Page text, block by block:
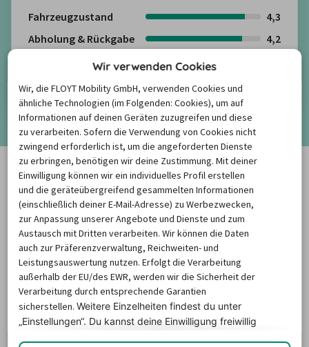
Fahrzeugzustand
4,3
Abholung & Rückgabe
4,2
Freundlichkeit
Kundenbewertungen anzeigen
Mehr anzeigen
Häufige Fragen rund um die
Mietwagenbuchung
Wie finde ich die besten
Mietwagenpreise?
Kann ich einen Mietwagen als
Langzeitmiete buchen?
Wir verwenden Cookies
Wir, die FLOYT Mobility GmbH, verwenden Cookies und
ähnliche Technologien (im Folgenden: Cookies), um auf
Informationen auf deinen Geräten zuzugreifen und diese
zu verarbeiten. Sofern die Verwendung von Cookies nicht
zwingend erforderlich ist, um die angeforderten Dienste
zu erbringen, benötigen wir deine Zustimmung. Mit deiner
Einwilligung können wir ein individuelles Profil erstellen
und die geräteübergreifend gesammelten Informationen
(einschließlich deiner E-Mail-Adresse) zu Werbezwecken,
zur Anpassung unserer Angebote und Dienste und zum
Austausch mit Dritten verarbeiten. Wir können die Daten
auch zur Präferenzverwaltung, Reichweiten- und
Leistungsauswertung nutzen. Erfolgt die Verarbeitung
außerhalb der EU/des EWR, werden wir die Sicherheit der
Verarbeitung durch entsprechende Garantien
sicherstellen.Weitere Einzelheiten findest du unter
„Einstellungen“. Du kannst deine Einwilligung freiwillig